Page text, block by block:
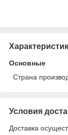
Основные
Страна
Условия
Доставка